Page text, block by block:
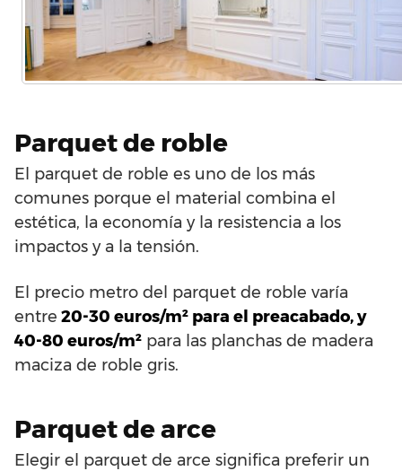
Parquet de roble
El parquet de roble es uno de los más
comunes porque el material combina el
estética, la economía y la resistencia a los
impactos y a la tensión.
El precio metro del parquet de roble varía
entre 20-30 euros/m² para el preacabado, y
40-80 euros/m² para las planchas de madera
maciza de roble gris.
Parquet de arce
Elegir el parquet de arce significa preferir un